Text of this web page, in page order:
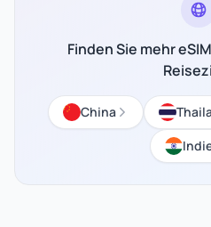
Finden Sie mehr
China